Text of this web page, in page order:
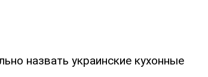
назвать украинские кухонные